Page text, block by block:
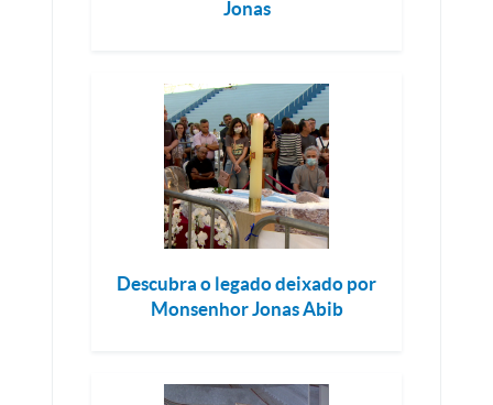
Jonas
Descubra o legado deixado por
Monsenhor Jonas Abib